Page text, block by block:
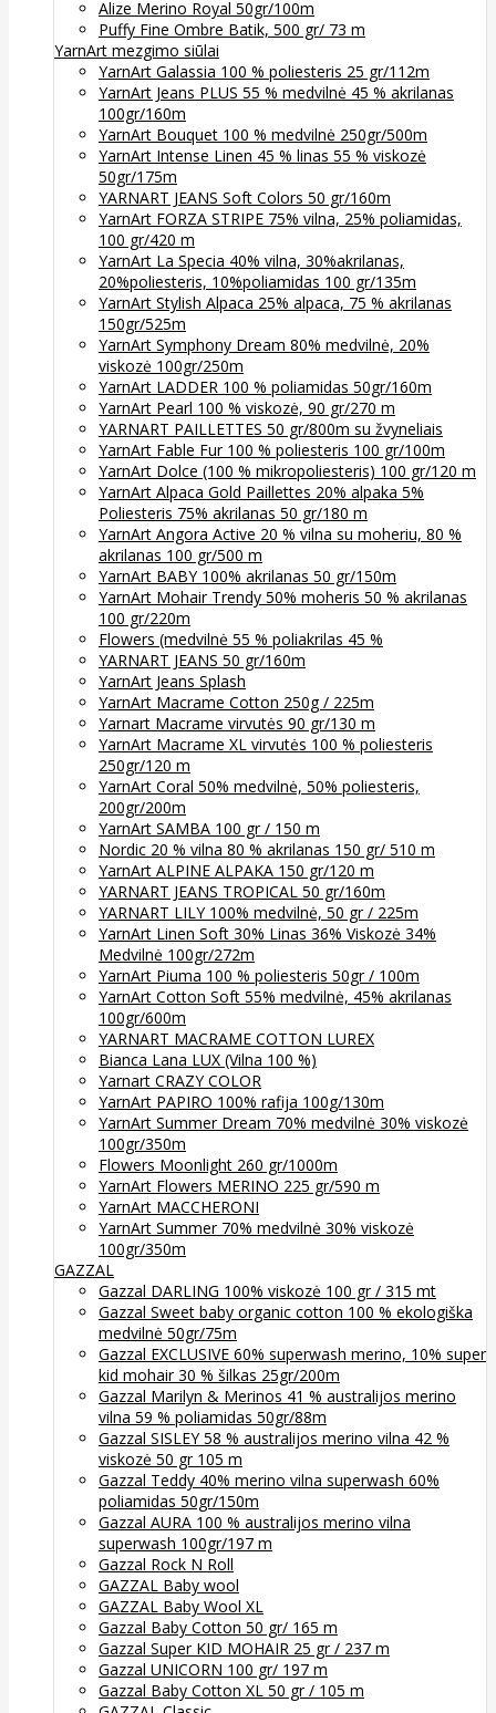
Alize Merino Royal 50gr/100m
Puffy Fine Ombre Batik, 500 gr/ 73 m
YarnArt mezgimo siūlai
YarnArt Galassia 100 % poliesteris 25 gr/112m
YarnArt Jeans PLUS 55 % medvilnė 45 % akrilanas
100gr/160m
YarnArt Bouquet 100 % medvilnė 250gr/500m
YarnArt Intense Linen 45 % linas 55 % viskozė
50gr/175m
YARNART JEANS Soft Colors 50 gr/160m
YarnArt FORZA STRIPE 75% vilna, 25% poliamidas,
100 gr/420 m
YarnArt La Specia 40% vilna, 30%akrilanas,
20%poliesteris, 10%poliamidas 100 gr/135m
YarnArt Stylish Alpaca 25% alpaca, 75 % akrilanas
150gr/525m
YarnArt Symphony Dream 80% medvilnė, 20%
viskozė 100gr/250m
YarnArt LADDER 100 % poliamidas 50gr/160m
YarnArt Pearl 100 % viskozė, 90 gr/270 m
YARNART PAILLETTES 50 gr/800m su žvyneliais
YarnArt Fable Fur 100 % poliesteris 100 gr/100m
YarnArt Dolce (100 % mikropoliesteris) 100 gr/120 m
YarnArt Alpaca Gold Paillettes 20% alpaka 5%
Poliesteris 75% akrilanas 50 gr/180 m
YarnArt Angora Active 20 % vilna su moheriu, 80 %
akrilanas 100 gr/500 m
YarnArt BABY 100% akrilanas 50 gr/150m
YarnArt Mohair Trendy 50% moheris 50 % akrilanas
100 gr/220m
Flowers (medvilnė 55 % poliakrilas 45 %
YARNART JEANS 50 gr/160m
YarnArt Jeans Splash
YarnArt Macrame Cotton 250g / 225m
Yarnart Macrame virvutės 90 gr/130 m
YarnArt Macrame XL virvutės 100 % poliesteris
250gr/120 m
YarnArt Coral 50% medvilnė, 50% poliesteris,
200gr/200m
YarnArt SAMBA 100 gr / 150 m
Nordic 20 % vilna 80 % akrilanas 150 gr/ 510 m
YarnArt ALPINE ALPAKA 150 gr/120 m
YARNART JEANS TROPICAL 50 gr/160m
YARNART LILY 100% medvilnė, 50 gr / 225m
YarnArt Linen Soft 30% Linas 36% Viskozė 34%
Medvilnė 100gr/272m
YarnArt Piuma 100 % poliesteris 50gr / 100m
YarnArt Cotton Soft 55% medvilnė, 45% akrilanas
100gr/600m
YARNART MACRAME COTTON LUREX
Bianca Lana LUX (Vilna 100 %)
Yarnart CRAZY COLOR
YarnArt PAPIRO 100% rafija 100g/130m
YarnArt Summer Dream 70% medvilnė 30% viskozė
100gr/350m
Flowers Moonlight 260 gr/1000m
YarnArt Flowers MERINO 225 gr/590 m
YarnArt MACCHERONI
YarnArt Summer 70% medvilnė 30% viskozė
100gr/350m
GAZZAL
Gazzal DARLING 100% viskozė 100 gr / 315 mt
Gazzal Sweet baby organic cotton 100 % ekologiška
medvilnė 50gr/75m
Gazzal EXCLUSIVE 60% superwash merino, 10% super
kid mohair 30 % šilkas 25gr/200m
Gazzal Marilyn & Merinos 41 % australijos merino
vilna 59 % poliamidas 50gr/88m
Gazzal SISLEY 58 % australijos merino vilna 42 %
viskozė 50 gr 105 m
Gazzal Teddy 40% merino vilna superwash 60%
poliamidas 50gr/150m
Gazzal AURA 100 % australijos merino vilna
superwash 100gr/197 m
Gazzal Rock N Roll
GAZZAL Baby wool
GAZZAL Baby Wool XL
Gazzal Baby Cotton 50 gr/ 165 m
Gazzal Super KID MOHAIR 25 gr / 237 m
Gazzal UNICORN 100 gr/ 197 m
Gazzal Baby Cotton XL 50 gr / 105 m